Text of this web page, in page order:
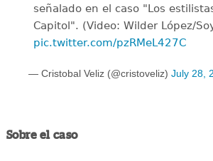
señalado en el caso "Los
Capitol". (Video: Wilder López/
pic.twitter.com/pzRMeL427C
— Cristobal Veliz (@cristoveliz) July 28,
Sobre el caso